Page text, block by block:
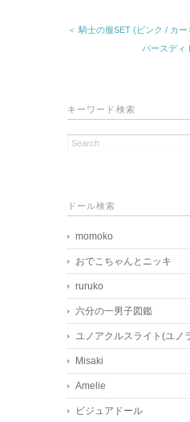
＜ 騎士の服SET (ピンク / カー
バースディ
キーワード検索
ドール検索
momoko
おでこちゃんとニッキ
ruruko
六分の一男子図鑑
ユノアクルスライト(ユノ
Misaki
Amelie
ビジュアドール